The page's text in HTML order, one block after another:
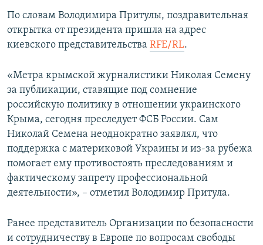
По словам Володимира Притулы, поздравительная
открытка от президента пришла на адрес
киевского представительства RFE/RL.
«Метра крымской журналистики Николая Семену
за публикации, ставящие под сомнение
российскую политику в отношении украинского
Крыма, сегодня преследует ФСБ России. Сам
Николай Семена неоднократно заявлял, что
поддержка с материковой Украины и из-за рубежа
помогает ему противостоять преследованиям и
фактическому запрету профессиональной
деятельности», – отметил Володимир Притула.
Ранее представитель Организации по безопасности
и сотрудничеству в Европе по вопросам свободы